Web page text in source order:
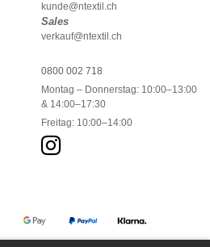
kunde@ntextil.ch
Sales
verkauf@ntextil.ch
0800 002 718
Montag – Donnerstag: 10:00–13:00
& 14:00–17:30
Freitag: 10:00–14:00